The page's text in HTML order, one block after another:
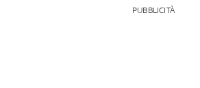
PUBBLICITÀ